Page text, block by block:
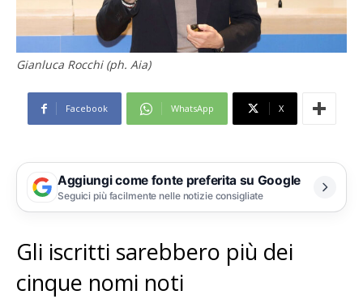
Gianluca Rocchi (ph. Aia)
Facebook WhatsApp X
Aggiungi come fonte preferita su Google
Seguici più facilmente nelle notizie consigliate
Gli iscritti sarebbero più dei
cinque nomi noti